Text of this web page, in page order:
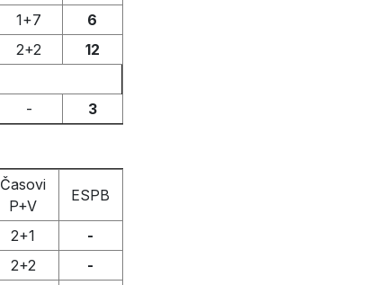
1+7
6
2+2
12
- 3
Časovi
P+V
ESPB
2+1
-
2+2
-